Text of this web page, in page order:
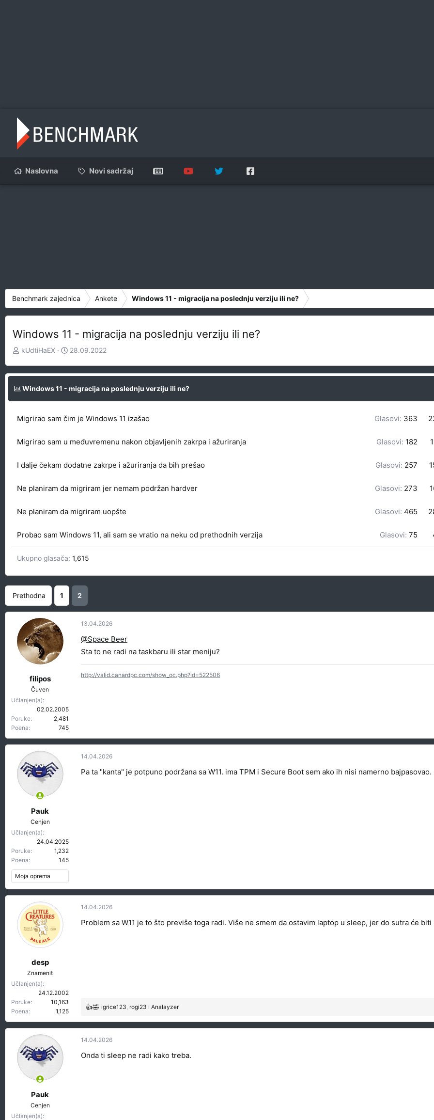
Naslovna Novi sadržaj
Benchmark zajednica Ankete Windows 11 - migracija na poslednju verziju ili ne?
Windows 11 - migracija na poslednju verziju ili ne?
Z
n
e
e
kUdtiHaEX
D
m
p
e
a
28.09.2022
Windows 11 - migracija na poslednju verziju ili ne?
Migrirao sam čim je Windows 11 izašao Glasovi: 363
Migrirao sam u međuvremenu nakon objavljenih zakrpa i ažuriranja Glasovi: 182
I dalje čekam dodatne zakrpe i ažuriranja da bih prešao Glasovi: 257
Ne planiram da migriram jer nemam podržan hardver Glasovi: 273
Ne planiram da migriram uopšte Glasovi: 465
Probao sam Windows 11, ali sam se vratio na neku od prethodnih verzija Glasovi: 75
Ukupno glasača 1,615
Prethodna 1 2
filipos
Čuven
Učlanjen(a)
02.02.2005
Poruke
2,481
Poena
745
13.04.2026
@Space Beer
Sta to ne radi na taskbaru ili star meniju?
http://valid.canardpc.com/show_oc.php?id=522506
Pauk
Cenjen
Učlanjen(a)
24.04.2025
Poruke
1,232
Poena
145
Moja oprema
14.04.2026
Pa ta "kanta" je potpuno podržana sa W11. ima TPM i Secure Boot sem ako ih nisi namerno bajpasovao.
desp
Znamenit
Učlanjen(a)
24.12.2002
Poruke
10,163
Poena
1,125
14.04.2026
Problem sa W11 je to što previše toga radi. Više ne smem da ostavim laptop u sleep, jer do sutra će
R
a
g
v
igrice123 rogi23 i Analayzer
Pauk
Cenjen
Učlanjen(a)
14.04.2026
Onda ti sleep ne radi kako treba.